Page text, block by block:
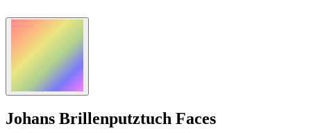
Johans Brillenputztuch Faces